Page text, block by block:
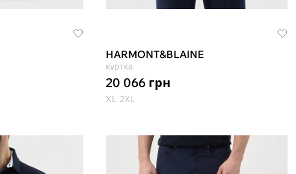
HARMONT&BLAINE
куртка
20 066 грн
XL 2XL